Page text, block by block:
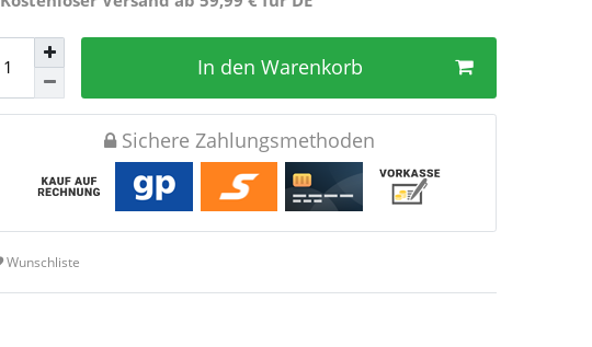
In den Warenkorb
Sichere Zahlungsmethoden
Wunschliste